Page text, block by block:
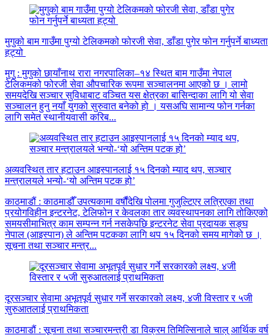
मुगुको बाम गाउँमा पुग्यो टेलिकमको फोरजी सेवा, डाँडा पुगेर फोन गर्नुपर्ने बाध्यता
हट्यो
मुगु : मुगुको छायाँनाथ रारा नगरपालिका–१४ स्थित बाम गाउँमा नेपाल
टेलिकमको फोरजी सेवा औपचारिक रूपमा सञ्चालनमा आएको छ । लामो
समयदेखि सञ्चार सुविधाबाट वञ्चित यस क्षेत्रका बासिन्दाका लागि यो सेवा
सञ्चालन हुनु नयाँ युगको सुरुवात बनेको हो । यसअघि सामान्य फोन गर्नका
लागि समेत स्थानीयवासी करिब...
अव्यवस्थित तार हटाउन आइस्पानलाई १५ दिनको म्याद थप, सञ्चार
मन्त्रालयले भन्यो-‘यो अन्तिम पटक हो’
काठमाडौं : काठमाडौँ उपत्यकामा वर्षौंदेखि पोलमा गुजुल्टिएर लत्रिएका तथा
प्रयोगविहीन इन्टरनेट, टेलिफोन र केवलका तार व्यवस्थापनका लागि तोकिएको
समयसीमाभित्र काम सम्पन्न गर्न नसकेपछि इन्टरनेट सेवा प्रदायक सङ्घ
नेपाल (आइस्पान) ले अन्तिम पटकका लागि थप १५ दिनको समय मागेको छ ।
सूचना तथा सञ्चार मन्त्र...
दूरसञ्चार सेवामा अभूतपूर्व सुधार गर्ने सरकारको लक्ष्य, ४जी विस्तार र ५जी
सुरुआतलाई प्राथमिकता
काठमाडौं : सूचना तथा सञ्चारमन्त्री डा विक्रम तिमिल्सिनाले चालु आर्थिक वर्ष